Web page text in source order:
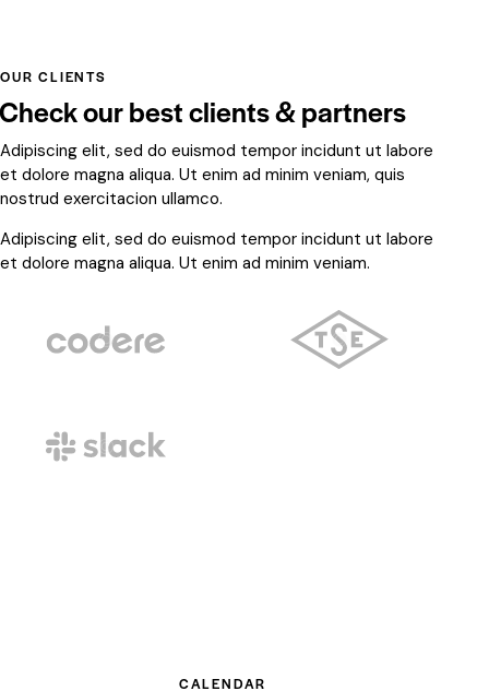
OUR CLIENTS
Check our best clients & partners
Adipiscing elit, sed do euismod tempor incidunt ut labore
et dolore magna aliqua. Ut enim ad minim veniam, quis
nostrud exercitacion ullamco.
Adipiscing elit, sed do euismod tempor incidunt ut labore
et dolore magna aliqua. Ut enim ad minim veniam.
CALENDAR